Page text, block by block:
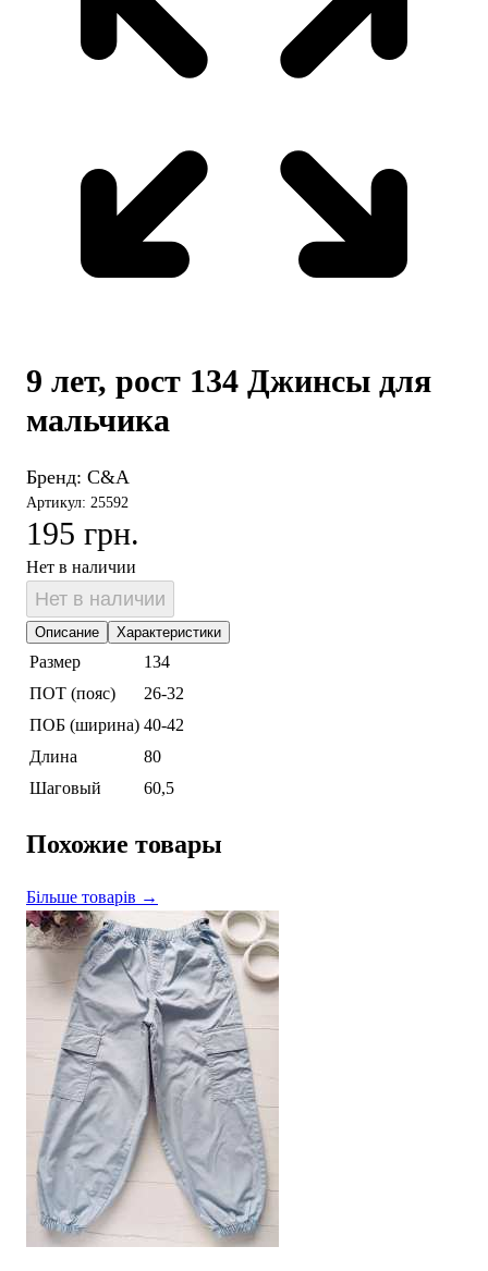
9 лет, рост 134 Джинсы для
мальчика
Бренд: C&A
Артикул: 25592
195 грн.
Нет в наличии
Нет в наличии
Описание Характеристики
Размер
134
ПОТ (пояс)
26-32
ПОБ (ширина) 40-42
Длина
80
Шаговый
60,5
Похожие товары
Більше товарів →